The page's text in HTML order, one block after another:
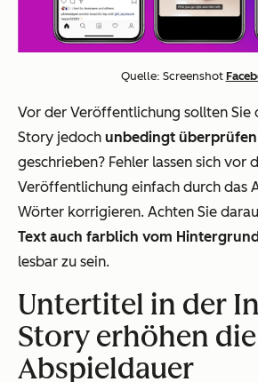
Quelle: Screenshot
Vor der Veröffentlichung sollten Sie
Story jedoch unbedingt überprüfen
geschrieben? Fehler lassen sich vor
Veröffentlichung einfach durch das
Wörter korrigieren. Achten Sie
Text auch farblich vom
lesbar zu sein.
Untertitel in der
Story erhöhen die
Abspieldauer